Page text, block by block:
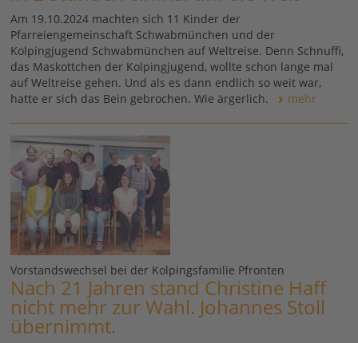
Am 19.10.2024 machten sich 11 Kinder der
Pfarreiengemeinschaft Schwabmünchen und der
Kolpingjugend Schwabmünchen auf Weltreise. Denn Schnuffi,
das Maskottchen der Kolpingjugend, wollte schon lange mal
auf Weltreise gehen. Und als es dann endlich so weit war,
hatte er sich das Bein gebrochen. Wie ärgerlich.
mehr
Vorstandswechsel bei der Kolpingsfamilie Pfronten
Nach 21 Jahren stand Christine Haff
nicht mehr zur Wahl. Johannes Stoll
übernimmt.